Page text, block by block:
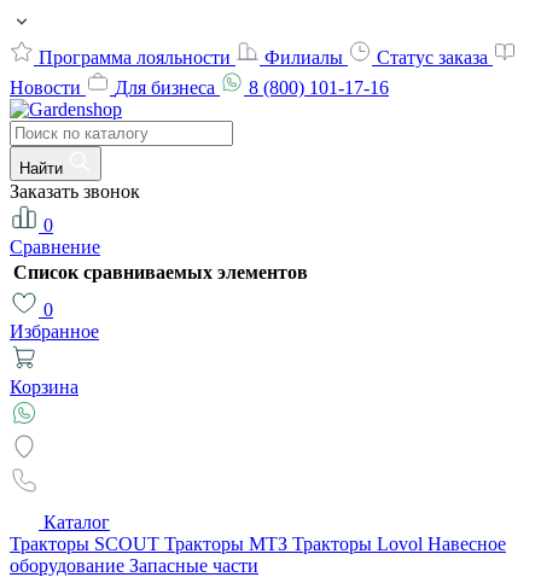
Программа лояльности Филиалы
Статус заказа
Новости
Для бизнеса 8 (800) 101-17-16
Найти
Заказать звонок
0
Сравнение
Список сравниваемых элементов
0
Избранное
Корзина
Каталог
Тракторы SCOUT Тракторы МТЗ Тракторы Lovol Навесное
оборудование Запасные части